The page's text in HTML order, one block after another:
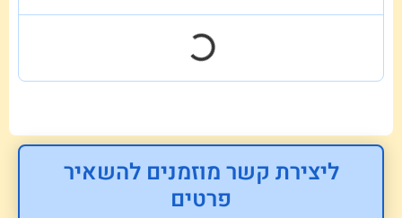
ליצירת קשר מוזמנים להשאיר
פרטים